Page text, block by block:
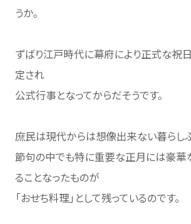
うか。
ずばり江戸時代に幕府により正式な祝日
定され
公式行事となってからだそうです。
庶民は現代からは想像出来ない暮らし
節句の中でも特に重要な正月には豪華
ることなったものが
「おせち料理」として残っているのです。